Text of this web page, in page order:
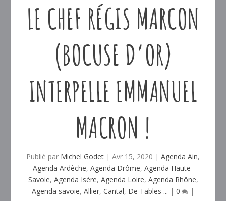
LE CHEF RÉGIS MARCON
(BOCUSE D’OR)
INTERPELLE EMMANUEL
MACRON !
Publié par Michel Godet | Avr 15, 2020 | Agenda Ain,
Agenda Ardèche, Agenda Drôme, Agenda Haute-
Savoie, Agenda Isère, Agenda Loire, Agenda Rhône,
Agenda savoie, Allier, Cantal, De Tables ... | 0 |